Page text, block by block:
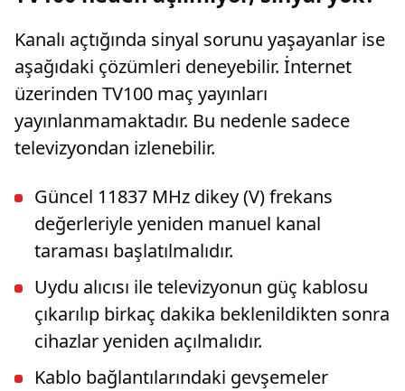
Kanalı açtığında sinyal sorunu yaşayanlar ise
aşağıdaki çözümleri deneyebilir. İnternet
üzerinden TV100 maç yayınları
yayınlanmamaktadır. Bu nedenle sadece
televizyondan izlenebilir.
Güncel 11837 MHz dikey (V) frekans
değerleriyle yeniden manuel kanal
taraması başlatılmalıdır.
Uydu alıcısı ile televizyonun güç kablosu
çıkarılıp birkaç dakika beklenildikten sonra
cihazlar yeniden açılmalıdır.
Kablo bağlantılarındaki gevşemeler